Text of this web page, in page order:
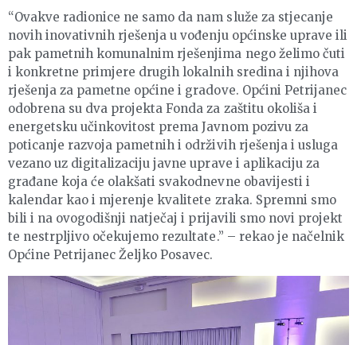
“Ovakve radionice ne samo da nam služe za stjecanje
novih inovativnih rješenja u vođenju općinske uprave ili
pak pametnih komunalnim rješenjima nego želimo čuti
i konkretne primjere drugih lokalnih sredina i njihova
rješenja za pametne općine i gradove. Općini Petrijanec
odobrena su dva projekta Fonda za zaštitu okoliša i
energetsku učinkovitost prema Javnom pozivu za
poticanje razvoja pametnih i održivih rješenja i usluga
vezano uz digitalizaciju javne uprave i aplikaciju za
građane koja će olakšati svakodnevne obavijesti i
kalendar kao i mjerenje kvalitete zraka. Spremni smo
bili i na ovogodišnji natječaj i prijavili smo novi projekt
te nestrpljivo očekujemo rezultate.” – rekao je načelnik
Općine Petrijanec Željko Posavec.